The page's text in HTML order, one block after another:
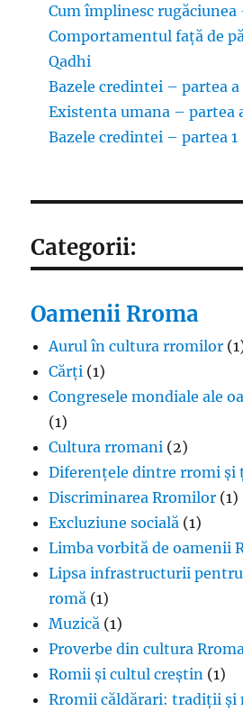
Cum împlinesc rugăciunea
Comportamentul față de
Qadhi
Bazele credintei – partea a
Existenta umana – partea
Bazele credintei – partea 1
Categorii:
Oamenii Rroma
Aurul în cultura rromilor
Cărți (1)
Congresele mondiale ale
(1)
Cultura rromani (2)
Diferențele dintre rromi și
Discriminarea Rromilor (1)
Excluziune socială (1)
Limba vorbită de oamenii
Lipsa infrastructurii
romă (1)
Muzică (1)
Proverbe din cultura Rroma
Romii și cultul creștin (1)
Rromii căldărari: tradiții și